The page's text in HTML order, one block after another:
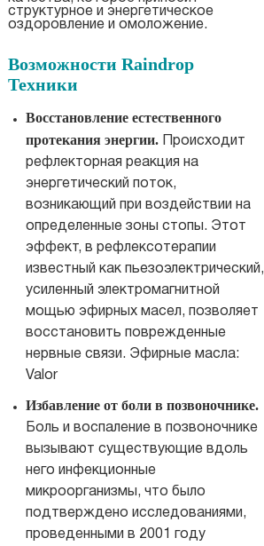
структурное и энергетическое
оздоровление и омоложение.
Возможности Raindrop
Техники
Восстановление естественного
протекания энергии.Происходит
рефлекторная реакция на
энергетический поток,
возникающий при воздействии на
определенные зоны стопы. Этот
эффект, в рефлексотерапии
известный как пьезоэлектрический,
усиленный электромагнитной
мощью эфирных масел, позволяет
восстановить поврежденные
нервные связи. Эфирные масла:
Valor
Избавление от боли в позвоночнике.
Боль и воспаление в позвоночнике
вызывают существующие вдоль
него инфекционные
микроорганизмы, что было
подтверждено исследованиями,
проведенными в 2001 году